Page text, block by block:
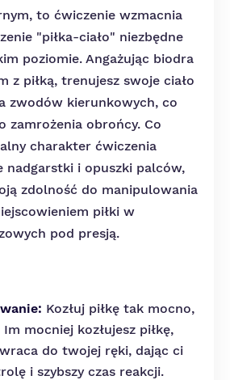
to ćwiczenie wzmacnia
"piłka-ciało" niezbędne
poziomie. Angażując biodra
z piłką, trenujesz swoje ciało
zwodów kierunkowych, co
zamrożenia obrońcy. Co
charakter ćwiczenia
nadgarstki i opuszki palców,
zdolność do manipulowania
piłki w
pod presją.
Kozłuj piłkę tak mocno,
mocniej kozłujesz piłkę,
do twojej ręki, dając ci
i szybszy czas reakcji.